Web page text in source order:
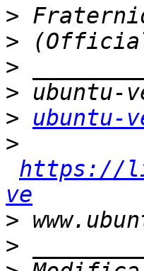
>
>
>
>
>
ubuntu-
>
https://
ve
>
>